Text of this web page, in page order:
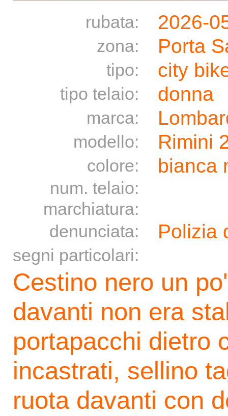
rubata: 2026-
zona: Porta
tipo: city
tipo telaio: donna
marca:
modello: Rimini
colore: bianca
num. telaio:
marchiatura:
denunciata:
Polizia
segni particolari:
Cestino nero un
davanti non era
portapacchi dietro
incastrati, sellino
ruota davanti con